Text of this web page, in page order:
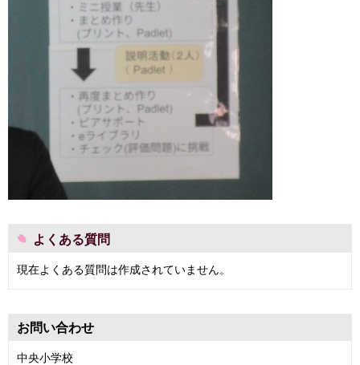
よくある質問
現在よくある質問は作成されていません。
お問い合わせ
中央小学校